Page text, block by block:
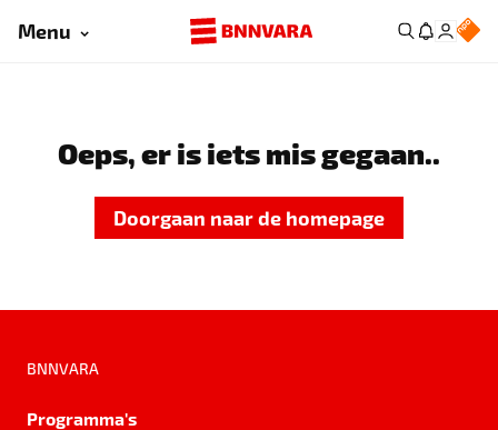
Menu
Oeps, er is iets mis gegaan..
Doorgaan naar de homepage
BNNVARA
Programma's